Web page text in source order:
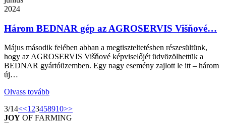
2024
Három BEDNAR gép az AGROSERVIS Višňové…
Május második felében abban a megtiszteltetésben részesültünk,
hogy az AGROSERVIS Višňové képviselőjét üdvözölhettük a
BEDNAR gyártóüzemben. Egy nagy esemény zajlott le itt – három
új…
Olvass tovább
3/14<<123458910>>
JOY OF FARMING